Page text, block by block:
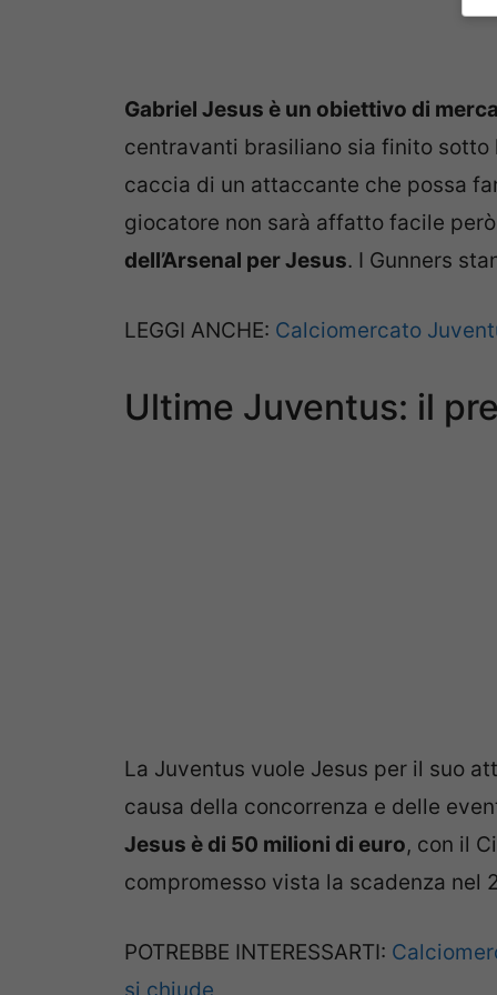
Gabriel Jesus è un obiettivo di
centravanti brasiliano sia finito
caccia di un attaccante che possa
giocatore non sarà affatto facile
dell’Arsenal per Jesus. I Gunners
LEGGI ANCHE: Calciomercato
Ultime Juventus: il
La Juventus vuole Jesus per il suo
causa della concorrenza e delle
Jesus è di 50 milioni di euro, con il
compromesso vista la scadenza nel
POTREBBE INTERESSARTI:
si chiude